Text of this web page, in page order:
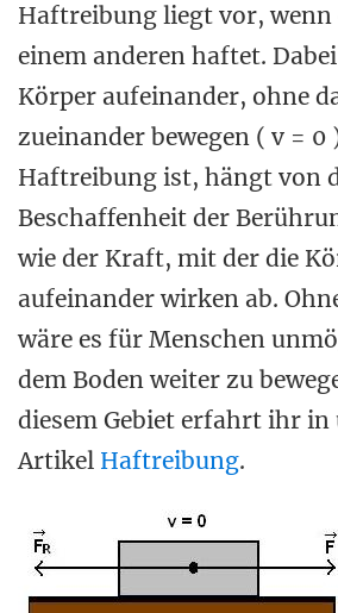
Haftreibung liegt vor, wenn
einem anderen haftet.
Körper aufeinander, ohne
zueinander bewegen ( v = 0
Haftreibung ist, hängt von
Beschaffenheit der
wie der Kraft, mit der die
aufeinander wirken ab.
wäre es für Menschen
dem Boden weiter zu
diesem Gebiet erfahrt ihr in
Artikel Haftreibung.